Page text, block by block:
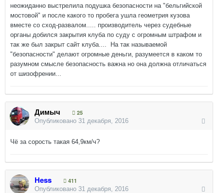
неожиданно выстрелила подушка безопасности на "бельгийской
мостовой" и после какого то пробега ушла геометрия кузова
вместе со сход-развалом..... производитель через судебные
органы добился закрытия клуба по суду с огромным штрафом и
так же был закрыт сайт клуба.... На так называемой
"безопасности" делают огромные деньги, разумеется в каком то
разумном смысле безопасность важна но она должна отличаться
от шизофрении...
Димыч
25
Опубликовано 31 декабря, 2016
Чё за сорость такая 64,9км/ч?
Hess
411
Опубликовано 31 декабря, 2016